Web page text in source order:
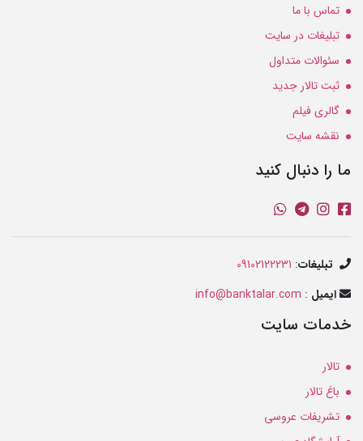
تماس با ما
تبلیغات در سایت
سئوالات متداول
ثبت تالار جدید
گالری فیلم
نقشه سایت
ما را دنبال کنید
تبلیغات:
09102122231
ایمیل :
info@banktalar.com
خدمات سایت
تالار
باغ تالار
تشریفات عروسی